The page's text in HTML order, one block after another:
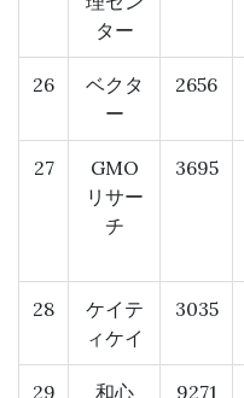
ター
26
ベクタ
ー
2656
27
GMO
リサー
チ
3695
28
ケイテ
ィケイ
3035
29 和心 9271